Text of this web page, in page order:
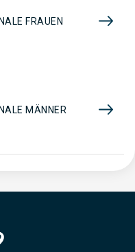
FRAUEN
MÄNNER